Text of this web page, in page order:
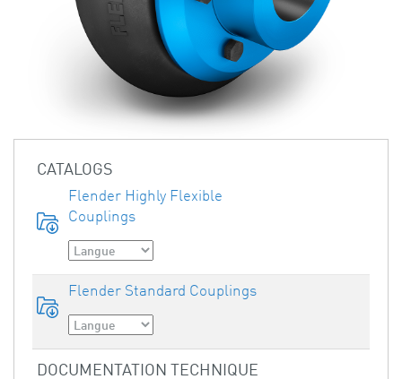
CATALOGS
Flender Highly Flexible
Couplings
Flender Standard Couplings
DOCUMENTATION TECHNIQUE